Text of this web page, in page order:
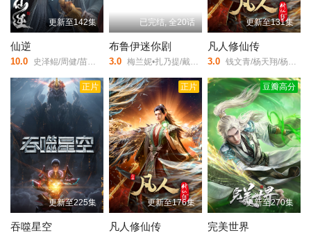
第49集 第51集
第53集 第54集
第55集 第56集 第57集
第58集 第59集 第60集
第61集 第62集 第63集
第64集 第65集 第66集
第14集 迅雷下载 复制链接
第15集 迅雷下载 复制链接
第16集 迅雷下载 复制链接
第17集 迅雷下载 复制链接
第18集 迅雷下载 复制链接
第19集 迅雷下载 复制链接
更新至142集
仙逆
10.0 史泽鲲/周健/苗壮/黄玮/王敏纳/白雪岑/刘思岑/赵俊凌/任景行/张如麟/辰朔/张铎/
已完结, 全20话
布鲁伊迷你剧
3.0 梅兰妮•扎乃提/戴夫•姆科马克/
更新至131集
凡人修仙传
3.0 钱文青/杨天翔/杨默/张福正/谷江山/乔诗语/佟心竹/
正片
更新至225集
吞噬星空
正片
更新至176集
凡人修仙传
豆瓣高分
更新至270集
完美世界